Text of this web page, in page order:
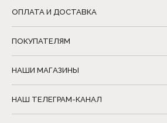
ОПЛАТА И ДОСТАВКА
ПОКУПАТЕЛЯМ
НАШИ МАГАЗИНЫ
НАШ ТЕЛЕГРАМ-КАНАЛ